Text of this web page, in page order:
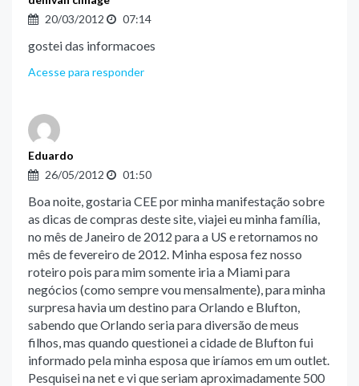
20/03/2012
07:14
gostei das informacoes
Acesse para responder
Eduardo
26/05/2012
01:50
Boa noite, gostaria CEE por minha manifestação sobre
as dicas de compras deste site, viajei eu minha família,
no mês de Janeiro de 2012 para a US e retornamos no
mês de fevereiro de 2012. Minha esposa fez nosso
roteiro pois para mim somente iria a Miami para
negócios (como sempre vou mensalmente), para minha
surpresa havia um destino para Orlando e Blufton,
sabendo que Orlando seria para diversão de meus
filhos, mas quando questionei a cidade de Blufton fui
informado pela minha esposa que iríamos em um outlet.
Pesquisei na net e vi que seriam aproximadamente 500